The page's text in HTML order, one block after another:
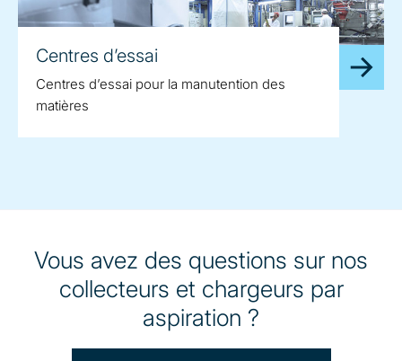
Centres d’essai
Centres d’essai pour la manutention des
matières
Vous avez des questions sur nos
collecteurs et chargeurs par
aspiration ?